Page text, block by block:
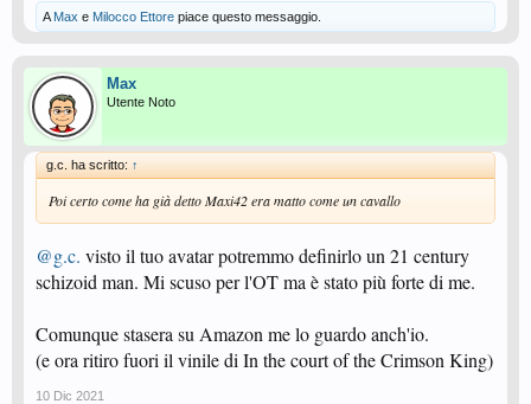
A Max e Milocco Ettore piace questo messaggio.
Max
Utente Noto
g.c. ha scritto: ↑
Poi certo come ha già detto Maxi42 era matto come un cavallo
@g.c. visto il tuo avatar potremmo definirlo un 21 century
schizoid man. Mi scuso per l'OT ma è stato più forte di me.
Comunque stasera su Amazon me lo guardo anch'io.
(e ora ritiro fuori il vinile di In the court of the Crimson King)
10 Dic 2021